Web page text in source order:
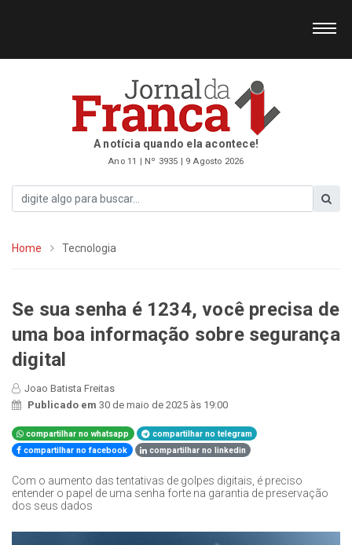
A notícia quando ela acontece!
Ano 11 | Nº 3935 | 9 Agosto 2026
Home Tecnologia
Se sua senha é 1234, você precisa de
uma boa informação sobre segurança
digital
Joao Batista Freitas
Publicado em 30 de maio de 2025 às 19:00
compartilhar no whatsapp
compartilhar no telegram
compartilhar no facebook
compartilhar no linkedin
Com o aumento das tentativas de golpes digitais, é preciso
entender o papel de uma senha forte na garantia de preservação
dos seus dados